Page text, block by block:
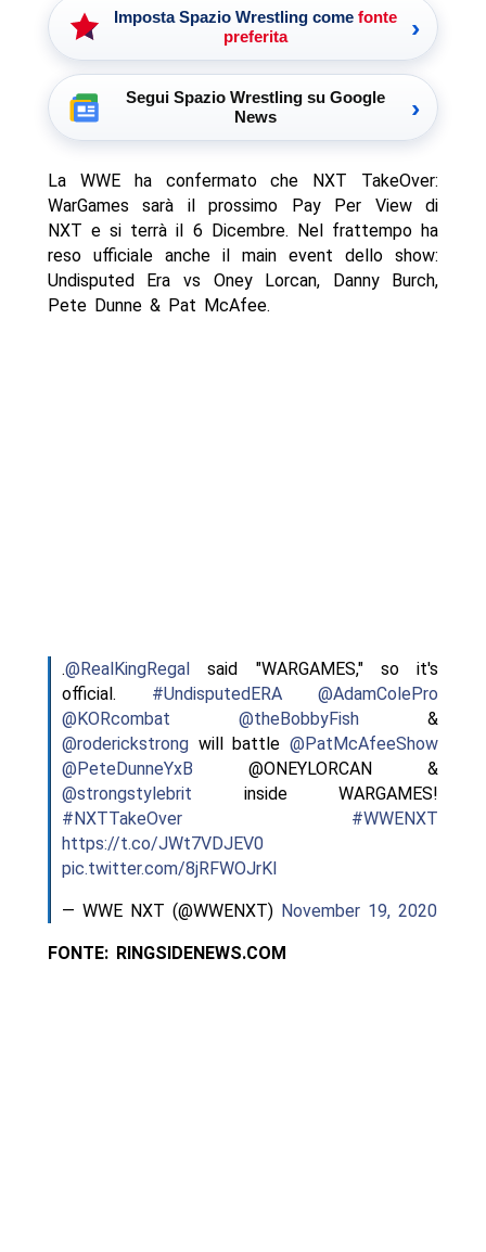
Imposta Spazio Wrestling come fonte
preferita
›
Segui Spazio Wrestling su Google
News
›
La WWE ha confermato che NXT TakeOver:
WarGames sarà il prossimo Pay Per View di
NXT e si terrà il 6 Dicembre. Nel frattempo ha
reso ufficiale anche il main event dello show:
Undisputed Era vs Oney Lorcan, Danny Burch,
Pete Dunne & Pat McAfee.
.@RealKingRegalsaid "WARGAMES," so it's
official. #UndisputedERA
@AdamColePro
@KORcombat
@theBobbyFish &
@roderickstrongwill battle@PatMcAfeeShow
@PeteDunneYxB @ONEYLORCAN &
@strongstylebrit inside WARGAMES!
#NXTTakeOver
#WWENXT
https://t.co/JWt7VDJEV0
pic.twitter.com/8jRFWOJrKI
— WWE NXT (@WWENXT) November 19, 2020
FONTE: RINGSIDENEWS.COM